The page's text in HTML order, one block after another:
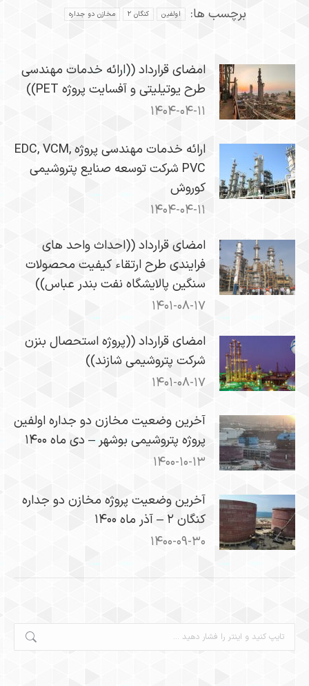
برچسب ها:
اولفین کنگان ۲ مخازن دو جداره
امضای قرارداد ((ارائه خدمات مهندسی
طرح یوتیلیتی و آفسایت پروژه PET))
۱۴۰۴-۰۴-۱۱
ارائه خدمات مهندسی پروژه EDC, VCM,
PVC شرکت توسعه صنایع پتروشیمی
کوروش
۱۴۰۴-۰۴-۱۱
امضای قرارداد ((احداث واحد های
فرایندی طرح ارتقاء کیفیت محصولات
سنگین پالایشگاه نفت بندر عباس))
۱۴۰۱-۰۸-۱۷
امضای قرارداد ((پروژه استحصال بنزن
شرکت پتروشیمی شازند))
۱۴۰۱-۰۸-۱۷
​آخرین وضعیت مخازن دو جداره اولفین
پروژه پتروشیمی بوشهر – دی ماه ۱۴۰۰
۱۴۰۰-۱۰-۱۳
آخرین وضعیت پروژه مخازن دو جداره
کنگان ۲ – آذر ماه ۱۴۰۰
۱۴۰۰-۰۹-۳۰